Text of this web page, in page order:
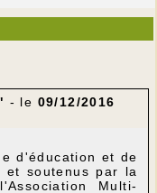
- le 09/12/2016
d'éducation et de
et soutenus par la
Multi-